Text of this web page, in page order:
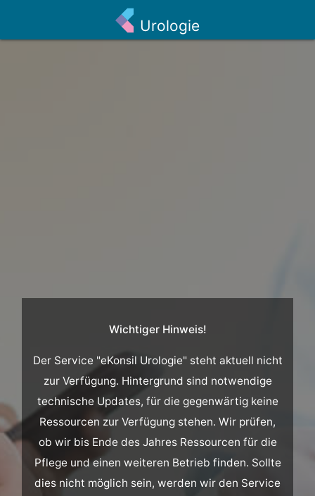
Urologie
Wichtiger Hinweis!
Der Service "eKonsil Urologie" steht aktuell nicht
zur Verfügung. Hintergrund sind notwendige
technische Updates, für die gegenwärtig keine
Ressourcen zur Verfügung stehen. Wir prüfen,
ob wir bis Ende des Jahres Ressourcen für die
Pflege und einen weiteren Betrieb finden. Sollte
dies nicht möglich sein, werden wir den Service